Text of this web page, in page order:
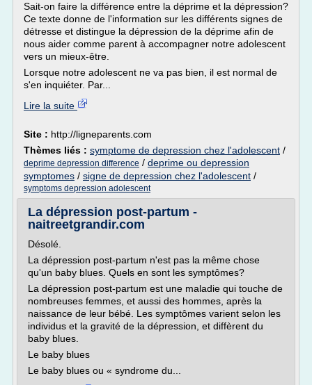
Sait-on faire la différence entre la déprime et la dépression?
Ce texte donne de l'information sur les différents signes de
détresse et distingue la dépression de la déprime afin de
nous aider comme parent à accompagner notre adolescent
vers un mieux-être.
Lorsque notre adolescent ne va pas bien, il est normal de
s'en inquiéter. Par...
Lire la suite
Site : http://ligneparents.com
Thèmes liés : symptome de depression chez l'adolescent /
deprime depression difference / deprime ou depression
symptomes / signe de depression chez l'adolescent /
symptoms depression adolescent
La dépression post-partum -
naitreetgrandir.com
Désolé.
La dépression post-partum n'est pas la même chose
qu'un baby blues. Quels en sont les symptômes?
La dépression post-partum est une maladie qui touche de
nombreuses femmes, et aussi des hommes, après la
naissance de leur bébé. Les symptômes varient selon les
individus et la gravité de la dépression, et diffèrent du
baby blues.
Le baby blues
Le baby blues ou « syndrome du...